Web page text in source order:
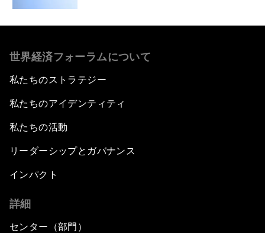
世界経済フォーラムについて
私たちのストラテジー
私たちのアイデンティティ
私たちの活動
リーダーシップとガバナンス
インパクト
詳細
センター（部門）